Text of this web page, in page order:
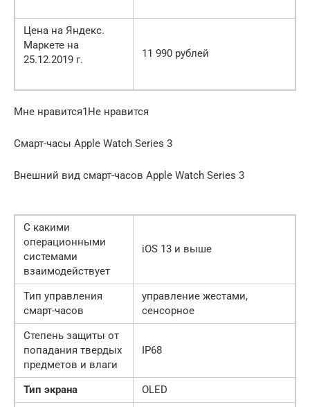
Цена на Яндекс.
Маркете на
25.12.2019 г.
11 990 рублей
Мне нравится1Не нравится
Смарт-часы Apple Watch Series 3
Внешний вид смарт-часов Apple Watch Series 3
С какими
операционными
системами
взаимодействует
iOS 13 и выше
Тип управления
смарт-часов
управление жестами,
сенсорное
Степень защиты от
попадания твердых
предметов и влаги
IP68
Тип экрана
OLED